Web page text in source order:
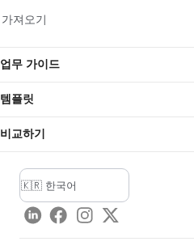
가져오기
업무 가이드
템플릿
비교하기
LinkedInFacebook
Instagram
Twitter